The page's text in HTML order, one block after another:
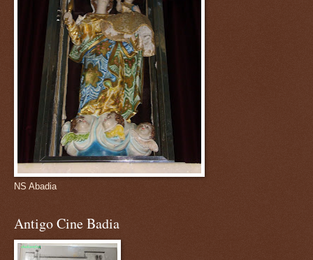
NS Abadia
Antigo Cine Badia